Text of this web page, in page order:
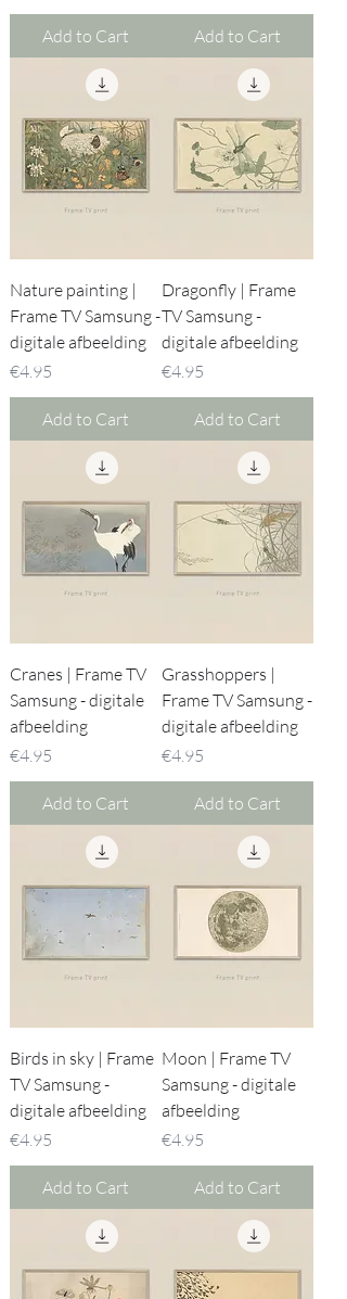
Add to Cart Add to Cart
Nature painting |
Frame TV Samsung -
digitale afbeelding
Price
€4.95
Add to Cart
Dragonfly | Frame
TV Samsung -
digitale afbeelding
Price
€4.95
Add to Cart
Cranes | Frame TV
Samsung - digitale
afbeelding
Price
€4.95
Add to Cart
Grasshoppers |
Frame TV Samsung -
digitale afbeelding
Price
€4.95
Add to Cart
Birds in sky | Frame
TV Samsung -
digitale afbeelding
Price
€4.95
Add to Cart
Moon | Frame TV
Samsung - digitale
afbeelding
Price
€4.95
Add to Cart